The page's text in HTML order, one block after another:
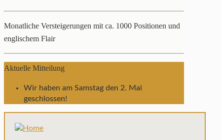
Monatliche Versteigerungen mit ca. 1000 Positionen und
englischem Flair
Aktuelle Mitteilung
Wir haben am Samstag den 2. Mai
geschlossen!